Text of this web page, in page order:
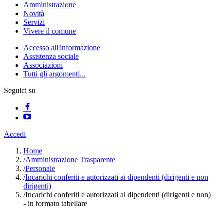
Amministrazione
Novità
Servizi
Vivere il comune
Accesso all'informazione
Assistenza sociale
Associazioni
Tutti gli argomenti...
Seguici su
Accedi
Home
/Amministrazione Trasparente
/Personale
/Incarichi conferiti e autorizzati ai dipendenti (dirigenti e non
dirigenti)
/Incarichi conferiti e autorizzati ai dipendenti (dirigenti e non)
- in formato tabellare